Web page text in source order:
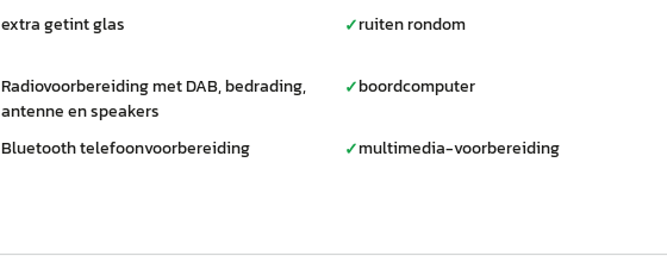
extra getint glas ✓ruiten rondom
Radiovoorbereiding met DAB, bedrading,
antenne en speakers
✓boordcomputer
Bluetooth telefoonvoorbereiding ✓multimedia-voorbereiding